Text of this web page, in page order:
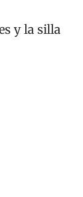
y la silla